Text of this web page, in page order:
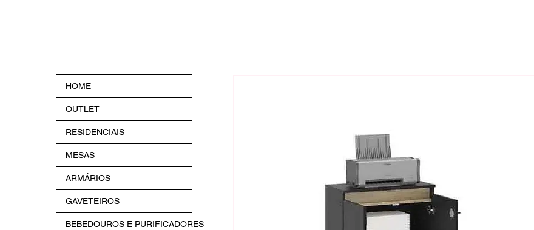
HOME
OUTLET
RESIDENCIAIS
MESAS
ARMÁRIOS
GAVETEIROS
BEBEDOUROS E PURIFICADORES